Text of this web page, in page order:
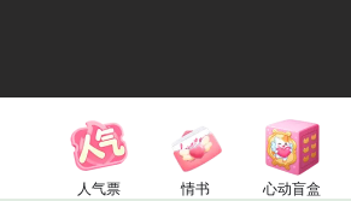
人气票
情书
心动盲盒